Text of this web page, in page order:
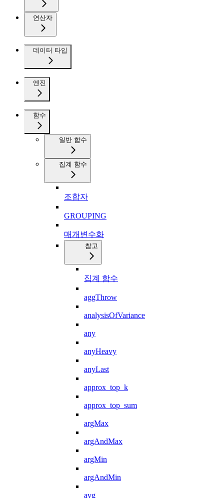
연산자
데이터 타입
엔진
함수
일반 함수
집계 함수
조합자
GROUPING
매개변수화
참고
집계 함수
aggThrow
analysisOfVariance
any
anyHeavy
anyLast
approx_top_k
approx_top_sum
argMax
argAndMax
argMin
argAndMin
avg